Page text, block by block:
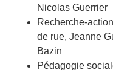
Nicolas Guerrier
Recherche-
de rue, Jeanne
Bazin
Pédagogie